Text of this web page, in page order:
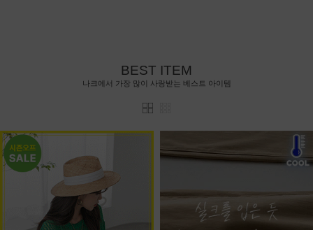
BEST ITEM
나크에서 가장 많이 사랑받는 베스트 아이템